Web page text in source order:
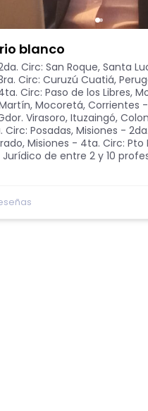
blanco
Circ: San Roque, Santa
Circ: Curuzú Cuatiá,
Circ: Paso de los Libres,
Mocoretá, Corrientes
Virasoro, Ituzaingó,
Circ: Posadas, Misiones -
, Misiones - 4ta. Circ: Pto
Jurídico de entre 2 y 10